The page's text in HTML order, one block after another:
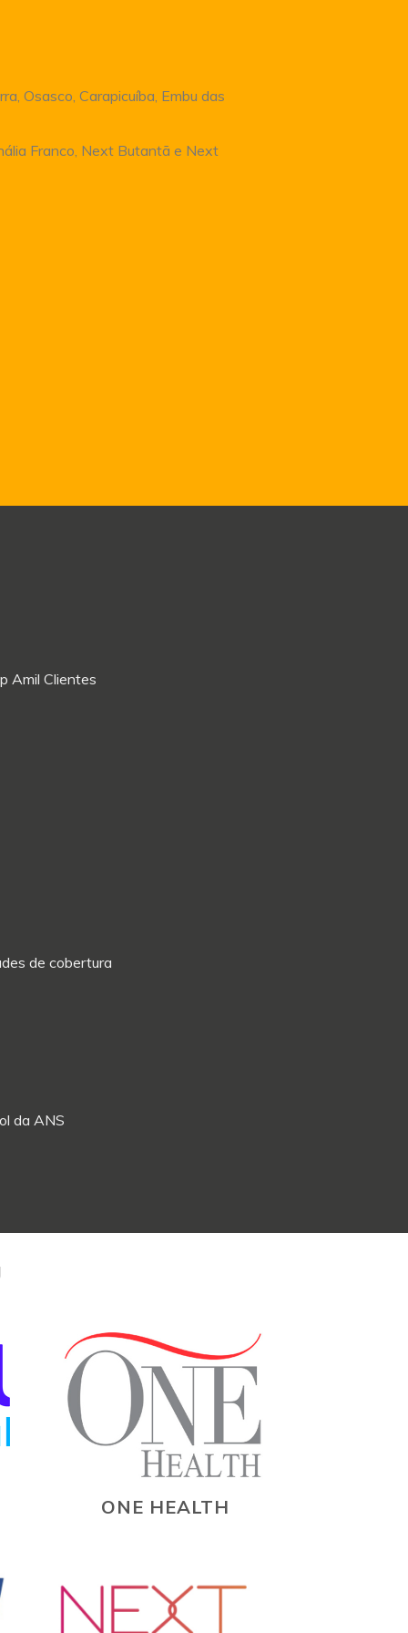
Osasco, Carapicuíba, Embu das
Franco, Next Butantã e Next
Amil Clientes
de cobertura
da ANS
ONE HEALTH